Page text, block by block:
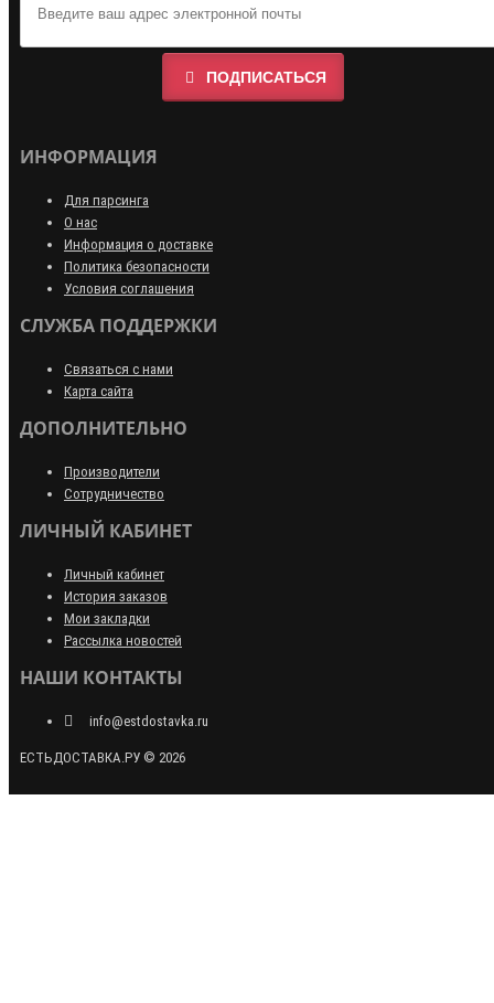
ПОДПИСАТЬСЯ
ИНФОРМАЦИЯ
Для парсинга
О нас
Информация о доставке
Политика безопасности
Условия соглашения
СЛУЖБА ПОДДЕРЖКИ
Связаться с нами
Карта сайта
ДОПОЛНИТЕЛЬНО
Производители
Сотрудничество
ЛИЧНЫЙ КАБИНЕТ
Личный кабинет
История заказов
Мои закладки
Рассылка новостей
НАШИ КОНТАКТЫ
info@estdostavka.ru
ЕСТЬДОСТАВКА.РУ © 2026